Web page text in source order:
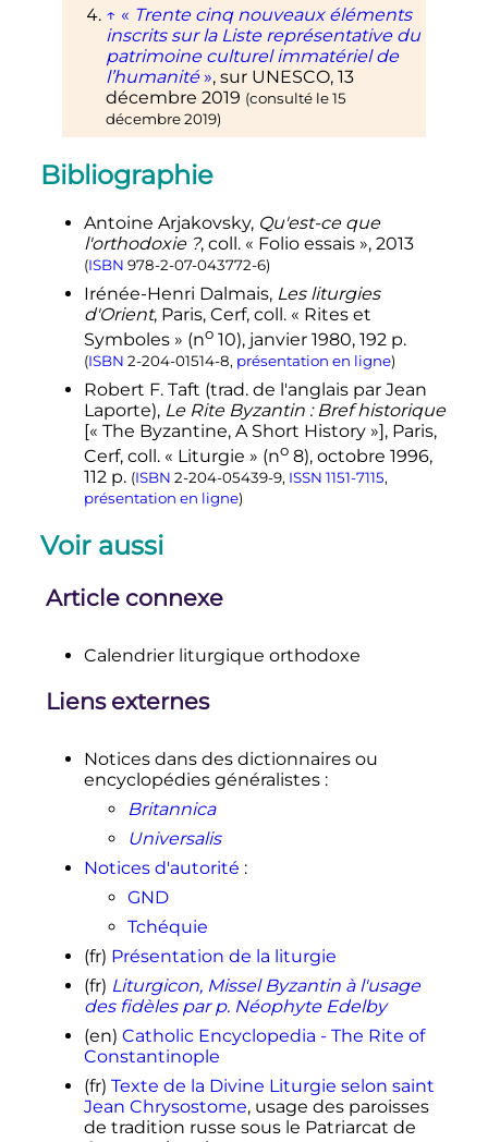
↑ « Trente cinq nouveaux éléments
inscrits sur la Liste représentative du
patrimoine culturel immatériel de
l’humanité », sur UNESCO, 13
décembre 2019 (consulté le15
décembre 2019)
Bibliographie
Antoine Arjakovsky, Qu'est-ce que
l'orthodoxie ?, coll. « Folio essais », 2013
(ISBN 978-2-07-043772-6)
Irénée-Henri Dalmais, Les liturgies
d'Orient, Paris, Cerf, coll.« Rites et
Symboles » (no10), janvier 1980, 192 p.
(ISBN 2-204-01514-8, présentation en ligne)
Robert F. Taft (trad.de l'anglais par Jean
Laporte), Le Rite Byzantin : Bref historique
[« The Byzantine, A Short History»], Paris,
Cerf, coll.« Liturgie » (no8), octobre 1996,
112 p. (ISBN 2-204-05439-9, ISSN 1151-7115,
présentation en ligne)
Voir aussi
Article connexe
Calendrier liturgique orthodoxe
Liens externes
Notices dans des dictionnaires ou
encyclopédies généralistes:
Britannica
Universalis
Notices d'autorité :
GND
Tchéquie
(fr) Présentation de la liturgie
(fr) Liturgicon, Missel Byzantin à l'usage
des fidèles par p. Néophyte Edelby
(en) Catholic Encyclopedia - The Rite of
Constantinople
(fr) Texte de la Divine Liturgie selon saint
Jean Chrysostome, usage des paroisses
de tradition russe sous le Patriarcat de